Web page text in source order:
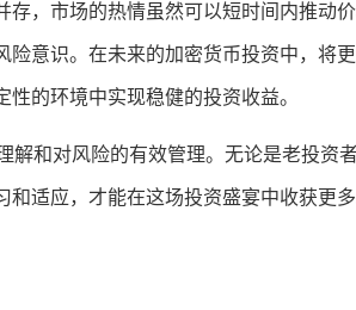
，市场的热情虽然可以短时间内推动
意识。在未来的加密货币投资中，将
的环境中实现稳健的投资收益。
解和对风险的有效管理。无论是老投资
适应，才能在这场投资盛宴中收获更多